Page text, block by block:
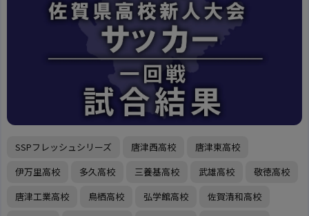
SSPフレッシュシリーズ 唐津西高校
唐津東高校
伊万里高校
多久高校 三養基高校 武雄高校
敬徳高校
唐津工業高校
鳥栖高校 弘学館高校
佐賀清和高校